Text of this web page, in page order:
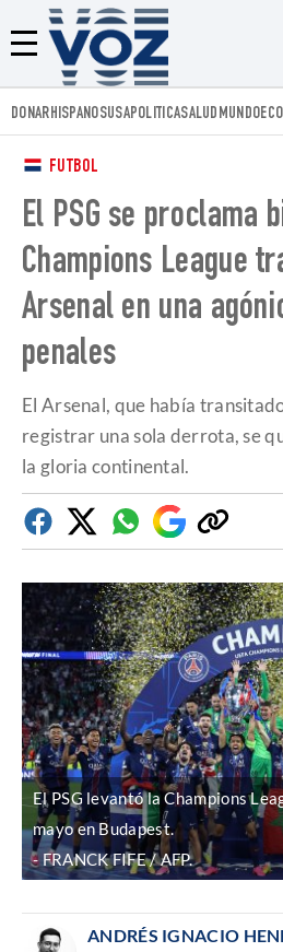
Menú
Voz.us
DONARHISPANOSUSAPOLITICASALUD MUNDO
FUTBOL
El PSG se proclama
Champions League
Arsenal en una
penales
El Arsenal, que había
registrar una sola derrota, se
la gloria continental.
FacebookTwitterWhatsapp
Google
Discover
Copiar
enlace
El PSG levantó la Champions
mayo en Budapest.
FRANCK FIFE / AFP.
ANDRÉS IGNACIO